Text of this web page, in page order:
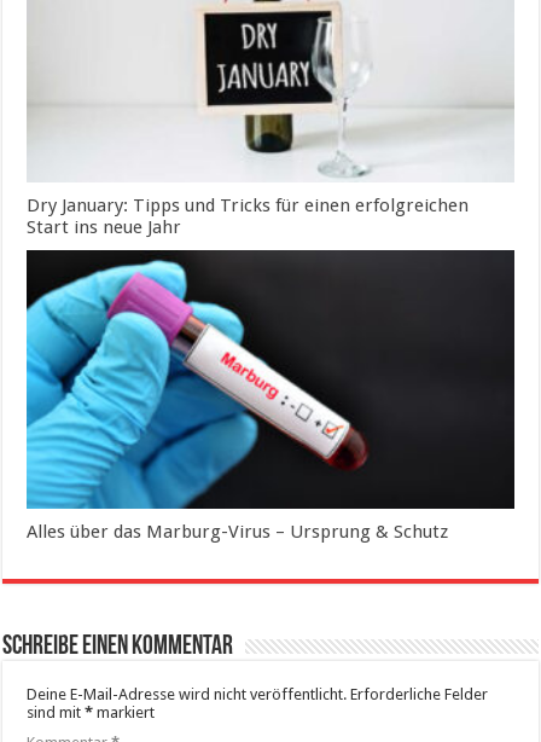
Dry January: Tipps und Tricks für einen erfolgreichen
Start ins neue Jahr
Alles über das Marburg-Virus – Ursprung & Schutz
Schreibe einen Kommentar
Deine E-Mail-Adresse wird nicht veröffentlicht. Erforderliche Felder
sind mit* markiert